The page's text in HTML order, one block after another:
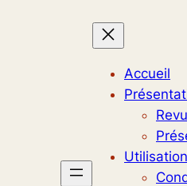
Accueil
Utilisation